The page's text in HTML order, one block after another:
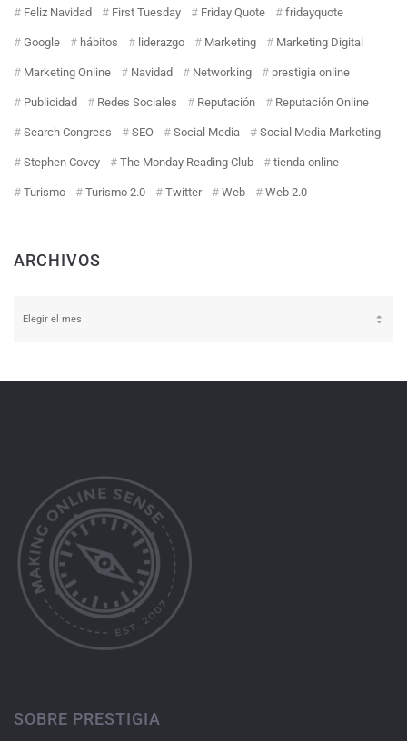
Feliz Navidad First Tuesday Friday Quote fridayquote
Google hábitos liderazgo Marketing Marketing Digital
Marketing Online Navidad Networking prestigia online
Publicidad Redes Sociales Reputación Reputación Online
Search Congress SEO Social Media Social Media Marketing
Stephen Covey The Monday Reading Club tienda online
Turismo Turismo 2.0 Twitter Web Web 2.0
ARCHIVOS
SOBRE PRESTIGIA